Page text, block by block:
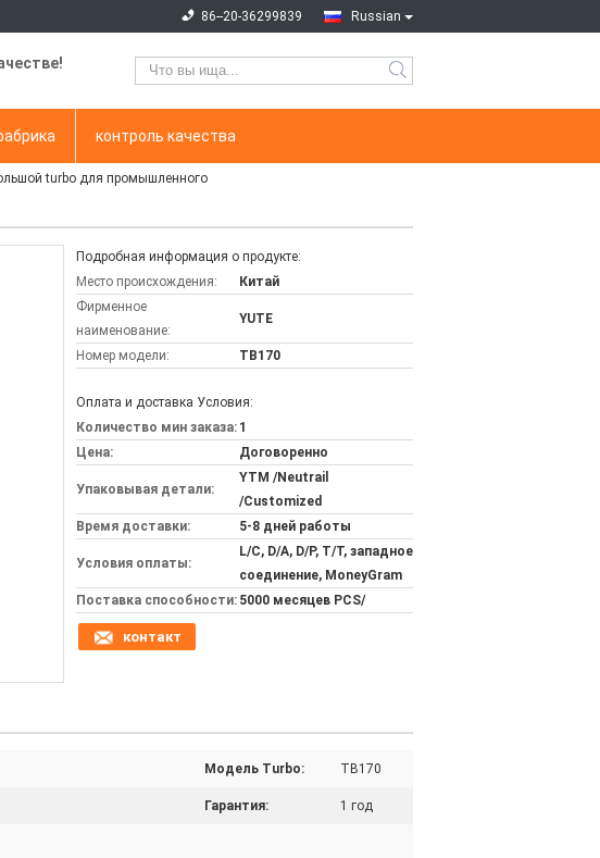
Russian
86--20-36299839
контроль качества
turbo для промышленного
Подробная информация о продукте:
Место происхождения:
Китай
Фирменное
наименование:
YUTE
Номер модели: TB170
Оплата и доставка Условия:
Количество мин заказа: 1
Цена:
Договоренно
Упаковывая детали:
YTM /Neutrail
/Customized
Время доставки:
5-8 дней работы
Условия оплаты:
L/C, D/A, D/P, T/T, западное
соединение, MoneyGram
Поставка способности: 5000 месяцев PCS/
контакт
Модель Turbo: TB170
Гарантия: 1 год